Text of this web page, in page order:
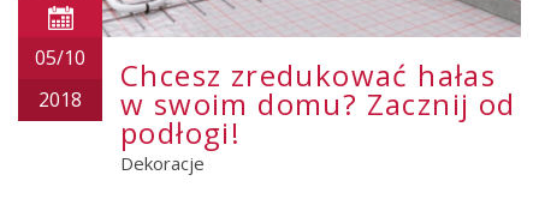
05/10
2018
Chcesz zredukować hałas
w swoim domu? Zacznij od
podłogi!
Dekoracje